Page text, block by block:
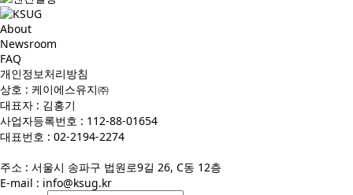
About
Newsroom
FAQ
개인정보처리방침
상호 : 케이에스유지㈜
대표자 : 김홍기
사업자등록번호 : 112-88-01654
대표번호 : 02-2194-2274
주소 : 서울시 송파구 법원로9길 26, C동 12층
E-mail : info@ksug.kr